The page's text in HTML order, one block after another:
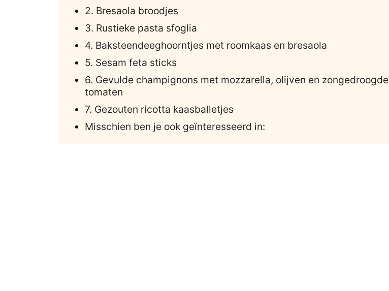
2. Bresaola broodjes
3. Rustieke pasta sfoglia
4. Baksteendeeghoorntjes met roomkaas en bresaola
5. Sesam feta sticks
6. Gevulde champignons met mozzarella, olijven en zongedroogde
tomaten
7. Gezouten ricotta kaasballetjes
Misschien ben je ook geïnteresseerd in: